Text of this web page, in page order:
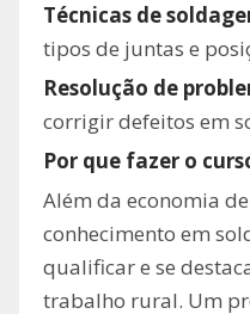
​Técnicas de
tipos de juntas e
​Resolução de
corrigir defeitos em
​Por que fazer o
​Além da economia
conhecimento em
qualificar e se
trabalho rural. Um